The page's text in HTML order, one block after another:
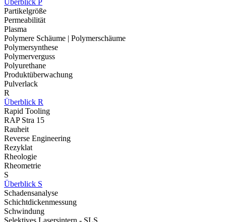
Partikelgröße
Permeabilität
Plasma
Polymere Schäume | Polymerschäume
Polymersynthese
Polymerverguss
Polyurethane
Produktüberwachung
Pulverlack
R
Überblick R
Rapid Tooling
RAP Stra 15
Rauheit
Reverse Engineering
Rezyklat
Rheologie
Rheometrie
S
Überblick S
Schadensanalyse
Schichtdickenmessung
Schwindung
Selektives Lasersintern - SLS